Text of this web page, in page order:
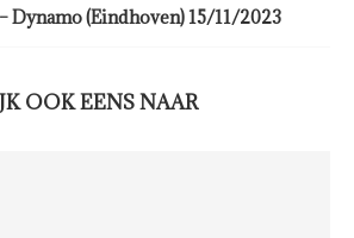
Dynamo (Eindhoven) 15/11/2023
OOK EENS NAAR